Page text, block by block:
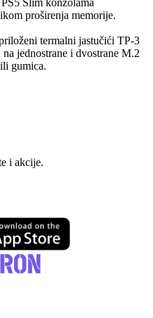
Slim konzolama
proširenja memorije.
termalni jastučići TP-3
jednostrane i dvostrane M.2
gumica.
i akcije.